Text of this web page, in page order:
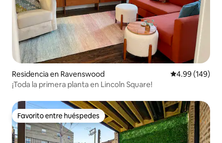
Residencia en Ravenswood Calificación
4.99 (149)
¡Toda la primera planta en Lincoln Square!
Favorito entre huéspedes
Favorito entre huéspedes